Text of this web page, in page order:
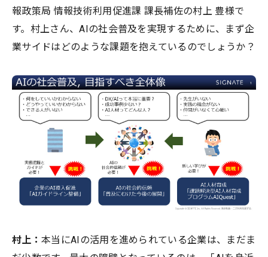
報政策局 情報技術利用促進課 課長補佐の村上 豊様で
す。村上さん、AIの社会普及を実現するために、まず企
業サイドはどのような課題を抱えているのでしょうか？
村上： 本当にAIの活用を進められている企業は、まだま